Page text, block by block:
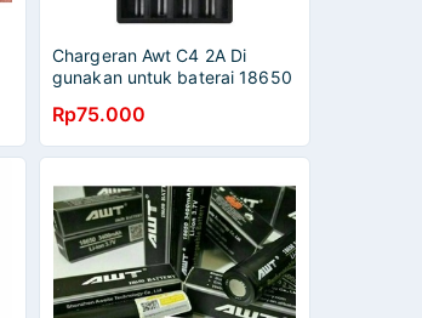
Chargeran Awt C4 2A Di
gunakan untuk baterai 18650
Terbaik
Rp75.000